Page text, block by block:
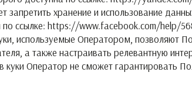
запретить хранение и использование
по ссылке: https://www.facebook.com/help/
используемые Оператором, позволяют
а также настраивать релевантную
куки Оператор не сможет гарантировать